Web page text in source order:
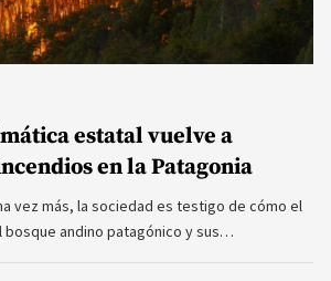
estatal vuelve a
en la Patagonia
vez más, la sociedad es testigo de cómo el
bosque andino patagónico y sus…